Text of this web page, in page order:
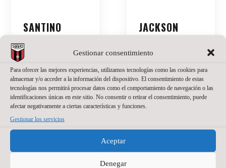
Gestionar consentimiento
Para ofrecer las mejores experiencias, utilizamos tecnologías como las cookies para
almacenar y/o acceder a la información del dispositivo. El consentimiento de estas
tecnologías nos permitirá procesar datos como el comportamiento de navegación o las
identificaciones únicas en este sitio. No consentir o retirar el consentimiento, puede
afectar negativamente a ciertas características y funciones.
Gestionar los servicios
Aceptar
Denegar
SANTINO
OILHABORDA,
UNA APUESTA
DE PRESENTE
Y FUTURO
PARA EL
WANAPIX
27 de julio de 2026
hay comentarios
JACKSON
SANT’ANNA,
NUEVO
WANAPIX
20 de julio de 2026
No
hay comentarios